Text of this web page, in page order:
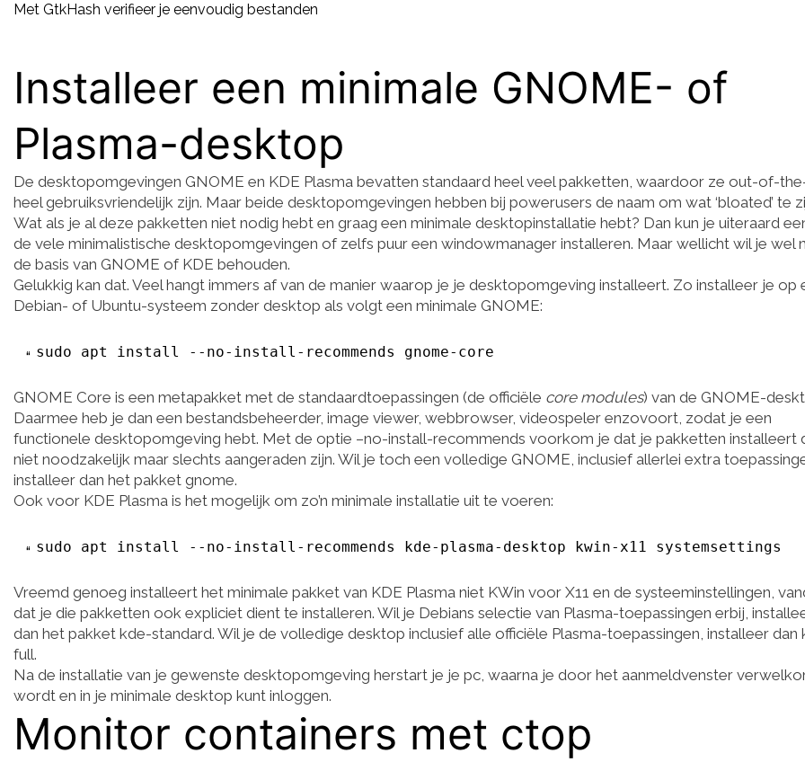
Met GtkHash verifieer je eenvoudig bestanden
Installeer een minimale GNOME- of
Plasma-desktop
De desktopomgevingen GNOME en KDE Plasma bevatten standaard heel veel pakketten, waardoor ze out-of-
heel gebruiksvriendelijk zijn. Maar beide desktopomgevingen hebben bij powerusers de naam om wat ‘bloated’ te
Wat als je al deze pakketten niet nodig hebt en graag een minimale desktopinstallatie hebt? Dan kun je uiteraard
de vele minimalistische desktopomgevingen of zelfs puur een windowmanager installeren. Maar wellicht wil je wel
de basis van GNOME of KDE behouden.
Gelukkig kan dat. Veel hangt immers af van de manier waarop je je desktopomgeving installeert. Zo installeer je op
Debian- of Ubuntu-systeem zonder desktop als volgt een minimale GNOME:
sudo apt install --no-install-recommends gnome-core
GNOME Core is een metapakket met de standaardtoepassingen (de officiële core modules) van de GNOME-
Daarmee heb je dan een bestandsbeheerder, image viewer, webbrowser, videospeler enzovoort, zodat je een
functionele desktopomgeving hebt. Met de optie –no-install-recommends voorkom je dat je pakketten installeert
niet noodzakelijk maar slechts aangeraden zijn. Wil je toch een volledige GNOME, inclusief allerlei extra
installeer dan het pakket gnome.
Ook voor KDE Plasma is het mogelijk om zo’n minimale installatie uit te voeren:
sudo apt install --no-install-recommends kde-plasma-desktop kwin-x11 systemsettings
Vreemd genoeg installeert het minimale pakket van KDE Plasma niet KWin voor X11 en de systeeminstellingen,
dat je die pakketten ook expliciet dient te installeren. Wil je Debians selectie van Plasma-toepassingen erbij,
dan het pakket kde-standard. Wil je de volledige desktop inclusief alle officiële Plasma-toepassingen, installeer dan
full.
Na de installatie van je gewenste desktopomgeving herstart je je pc, waarna je door het aanmeldvenster
wordt en in je minimale desktop kunt inloggen.
Monitor containers met ctop